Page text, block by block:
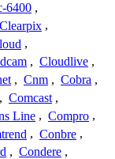
6400 ,
Clearpix ,
,
, Cloudlive ,
, Cnm , Cobra ,
, Comcast ,
Line , Compro ,
, Conbre ,
, Condere ,